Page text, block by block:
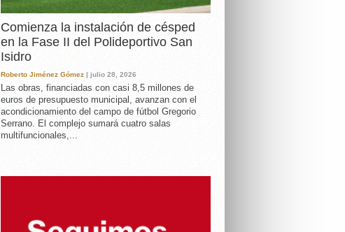
Comienza la instalación de césped
en la Fase II del Polideportivo San
Isidro
Roberto Jiménez Gómez | julio 28, 2026
Las obras, financiadas con casi 8,5 millones de
euros de presupuesto municipal, avanzan con el
acondicionamiento del campo de fútbol Gregorio
Serrano. El complejo sumará cuatro salas
multifuncionales,...